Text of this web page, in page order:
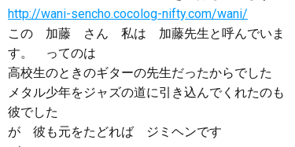
http://wani-sencho.cocolog-nifty.com/wani/
この 加藤 さん 私は 加藤先生と呼んでいま
す。 ってのは
高校生のときのギターの先生だったからでした
メタル少年をジャズの道に引き込んでくれたのも
彼でした
が 彼も元をたどれば ジミヘンです